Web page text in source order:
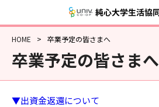
HOME 卒業予定の皆さまへ
卒業予定の皆さまへ
▼出資金返還について